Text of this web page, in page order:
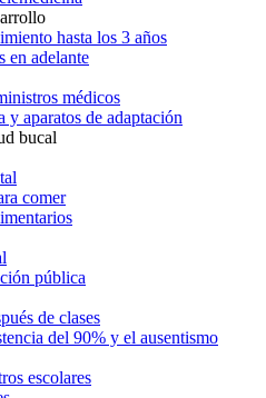
hasta los 3 años
en adelante
médicos
y aparatos de adaptación
bucal
comer
pública
de clases
del 90% y el ausentismo
escolares